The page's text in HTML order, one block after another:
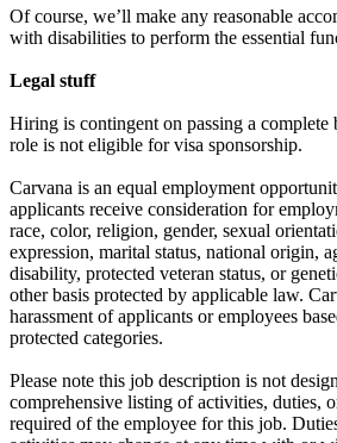
Of course, we’ll make any reasonable
with disabilities to perform the essential
Legal stuff
Hiring is contingent on passing a
role is not eligible for visa sponsorship.
Carvana is an equal employment
applicants receive consideration for
race, color, religion, gender, sexual
expression, marital status, national origin,
disability, protected veteran status, or
other basis protected by applicable law.
harassment of applicants or employees
protected categories.
Please note this job description is not
comprehensive listing of activities, duties,
required of the employee for this job.